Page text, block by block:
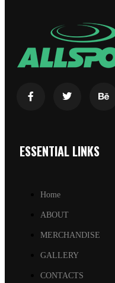
ESSENTIAL LINKS
Home
ABOUT
MERCHANDISE
GALLERY
CONTACTS